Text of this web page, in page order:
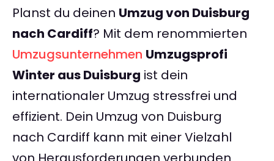
Planst du deinen Umzug von Duisburg
nach Cardiff? Mit dem renommierten
Umzugsunternehmen Umzugsprofi
Winter aus Duisburg ist dein
internationaler Umzug stressfrei und
effizient. Dein Umzug von Duisburg
nach Cardiff kann mit einer Vielzahl